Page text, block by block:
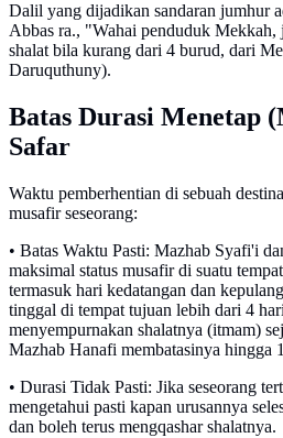
Dalil yang dijadikan sandaran jumhur
Abbas ra., "Wahai penduduk Mekkah,
shalat bila kurang dari 4 burud, dari
Daruquthuny).
Batas Durasi Menetap
Safar
Waktu pemberhentian di sebuah
musafir seseorang:
• Batas Waktu Pasti: Mazhab Syafi'i
maksimal status musafir di suatu
termasuk hari kedatangan dan
tinggal di tempat tujuan lebih dari 4
menyempurnakan shalatnya (itmam)
Mazhab Hanafi membatasinya hingga
• Durasi Tidak Pasti: Jika seseorang
mengetahui pasti kapan urusannya
dan boleh terus mengqashar shalatnya.